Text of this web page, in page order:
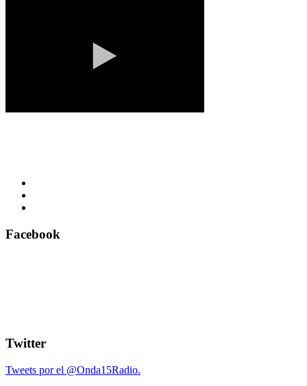
Facebook
Twitter
Tweets por el @Onda15Radio.